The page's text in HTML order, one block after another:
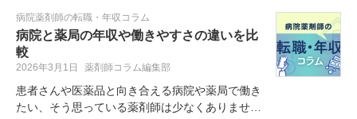
病院薬剤師の転職・年収コラム
病院と薬局の年収や働きやすさの違いを比
較
2026年3月1日 薬剤師コラム編集部
患者さんや医薬品と向き合える病院や薬局で働き
たい、そう思っている薬剤師は少なくありませ